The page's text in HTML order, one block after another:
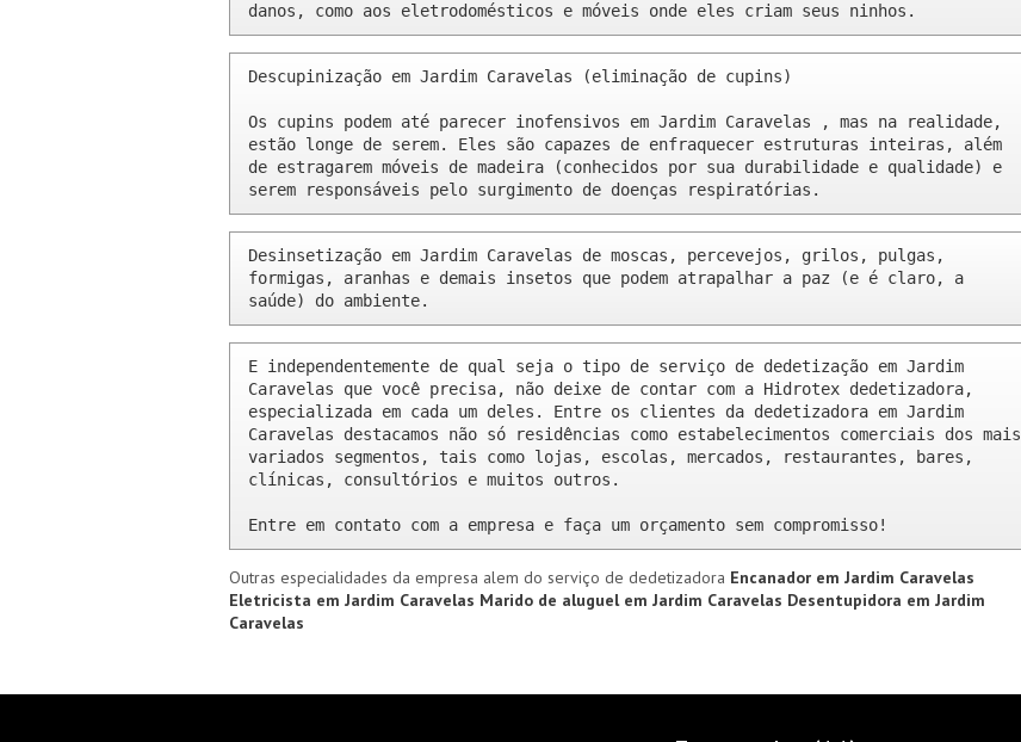
danos, como aos eletrodomésticos e móveis onde eles criam seus ninhos.
Descupinização em Jardim Caravelas (eliminação de cupins)
Os cupins podem até parecer inofensivos em Jardim Caravelas , mas na realidade,
estão longe de serem. Eles são capazes de enfraquecer estruturas inteiras, além
de estragarem móveis de madeira (conhecidos por sua durabilidade e qualidade) e
serem responsáveis pelo surgimento de doenças respiratórias.
Desinsetização em Jardim Caravelas de moscas, percevejos, grilos, pulgas,
formigas, aranhas e demais insetos que podem atrapalhar a paz (e é claro, a
saúde) do ambiente.
E independentemente de qual seja o tipo de serviço de dedetização em Jardim
Caravelas que você precisa, não deixe de contar com a Hidrotex dedetizadora,
especializada em cada um deles. Entre os clientes da dedetizadora em Jardim
Caravelas destacamos não só residências como estabelecimentos comerciais dos mais
variados segmentos, tais como lojas, escolas, mercados, restaurantes, bares,
clínicas, consultórios e muitos outros.
Entre em contato com a empresa e faça um orçamento sem compromisso!
Outras especialidades da empresa alem do serviço de dedetizadora Encanador em Jardim Caravelas
Eletricista em Jardim Caravelas Marido de aluguel em Jardim Caravelas Desentupidora em Jardim
Caravelas